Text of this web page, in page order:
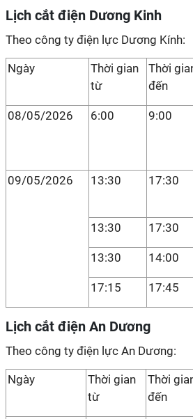
Lịch cắt điện Dương Kinh
Theo công ty điện lực Dương Kính:
Ngày
Thời gian
từ
Thời
đến
08/05/2026 6:00 9:00
09/05/2026 13:30 17:30
13:30 17:30
13:30 14:00
17:15 17:45
Lịch cắt điện An Dương
Theo công ty điện lực An Dương:
Ngày
Thời gian
từ
Thời
đến